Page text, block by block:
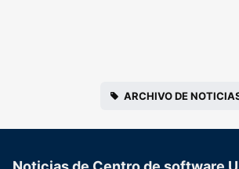
ARCHIVO DE